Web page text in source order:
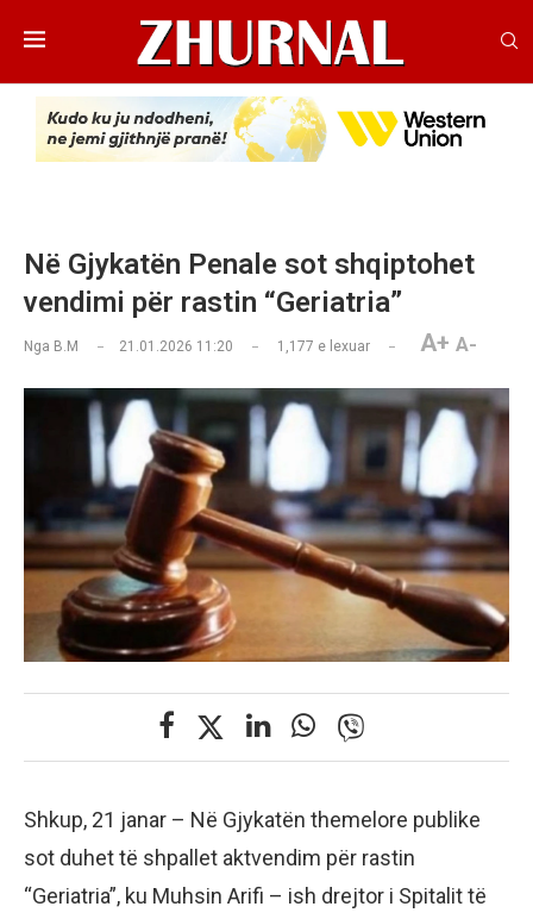
Në Gjykatën Penale sot shqiptohet
vendimi për rastin “Geriatria”
Nga B.M 21.01.2026 11:20 1,177 e lexuar A+ A-
Shkup, 21 janar – Në Gjykatën themelore publike
sot duhet të shpallet aktvendim për rastin
“Geriatria”, ku Muhsin Arifi – ish drejtor i Spitalit të